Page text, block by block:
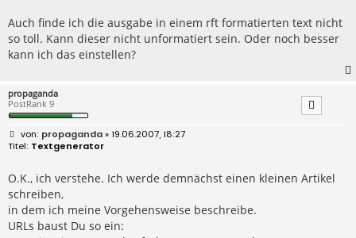
Auch finde ich die ausgabe in einem rft formatierten text nicht
so toll. Kann dieser nicht unformatiert sein. Oder noch besser
kann ich das einstellen?
propaganda
PostRank 9
B
e
a
g
propaganda» 19.06.2007, 18:27
Textgenerator
O.K., ich verstehe. Ich werde demnächst einen kleinen Artikel
schreiben,
in dem ich meine Vorgehensweise beschreibe.
URLs baust Du so ein: